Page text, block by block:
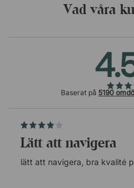
Vad våra
Baserat på 5190
lätt att navigera
lätt att navigera, bra kvalité